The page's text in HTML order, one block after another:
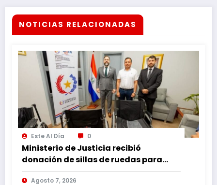
NOTICIAS RELACIONADAS
Este Al Día 0
Ministerio de Justicia recibió
donación de sillas de ruedas para
internos vulnerables
Agosto 7, 2026